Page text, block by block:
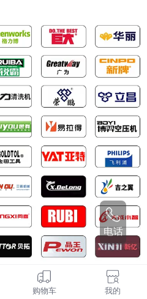
电话
购物车 我的